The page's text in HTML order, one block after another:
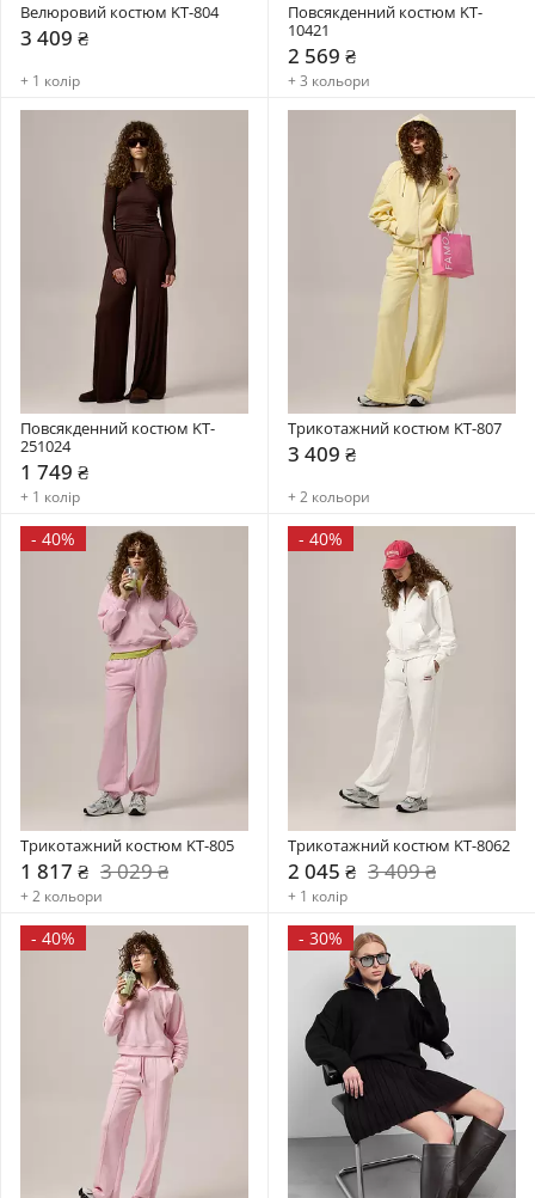
Велюровий костюм KT-804
3 409 ₴
+ 1 колір
Повсякденний костюм KT-
10421
2 569 ₴
+ 3 кольори
Повсякденний костюм KT-
251024
1 749 ₴
+ 1 колір
Трикотажний костюм KT-807
3 409 ₴
+ 2 кольори
- 40%
Трикотажний костюм KT-805
1 817 ₴ 3 029 ₴
+ 2 кольори
- 40%
Трикотажний костюм KT-8062
2 045 ₴ 3 409 ₴
+ 1 колір
- 40% - 30%